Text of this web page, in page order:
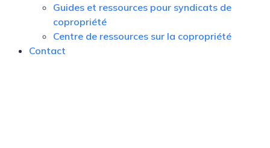
Guides et ressources pour syndicats de
copropriété
Centre de ressources sur la copropriété
Contact